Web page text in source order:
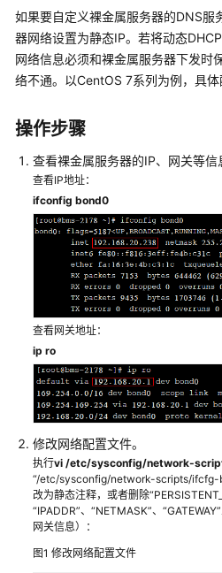
品
介
绍
计
说
快
速
入
指
南
私
有
镜
像
制
作
指
南
最
如果要自定义裸金属服务器的DNS服
器网络设置为静态IP。若将动态
网络信息必须和裸金属服务器下发时
络不通。以CentOS 7系列为例，具体
操作步骤
查看裸金属服务器的IP、网关等信
查看IP地址：
ifconfig bond0
查看网关地址：
ip ro
修改网络配置文件。
执行vi /etc/sysconfig/network-
“/etc/sysconfig/network-scripts/ifcfg-
改为静态注释，或者删除
“IPADDR”、“NETMASK”、
网关信息）：
图1 修改网络配置文件